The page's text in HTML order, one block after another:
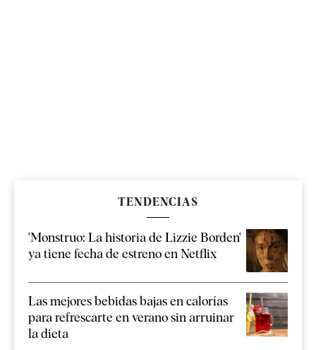
TENDENCIAS
'Monstruo: La historia de Lizzie Borden'
ya tiene fecha de estreno en Netflix
Las mejores bebidas bajas en calorías
para refrescarte en verano sin arruinar
la dieta